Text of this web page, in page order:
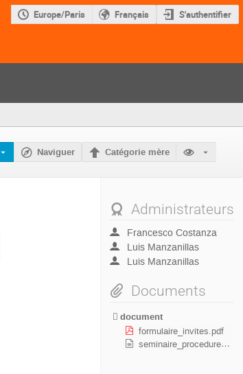
Europe/Paris Français S'authentifier
Naviguer Catégorie mère
Administrateurs
Francesco Costanza
Luis Manzanillas
Luis Manzanillas
Documents
document
formulaire_invites.pdf
seminaire_procedure_invites.txt